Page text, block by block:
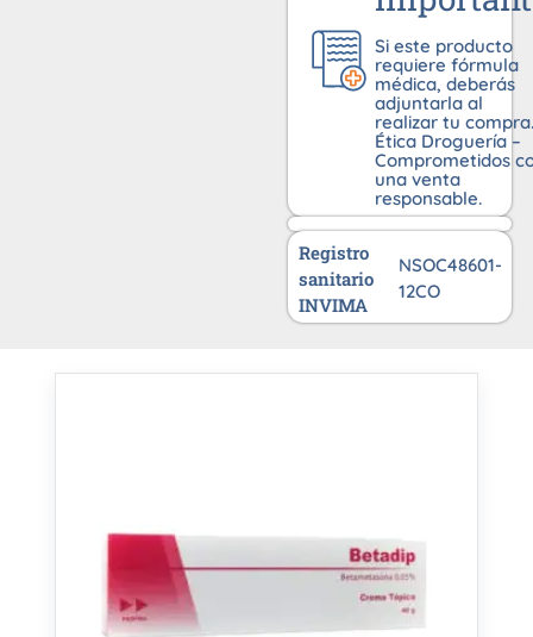
Si este producto
requiere fórmula
médica, deberás
adjuntarla al
realizar tu compra.
Ética Droguería –
Comprometidos
una venta
responsable.
Registro
sanitario
INVIMA
NSOC48601-
12CO